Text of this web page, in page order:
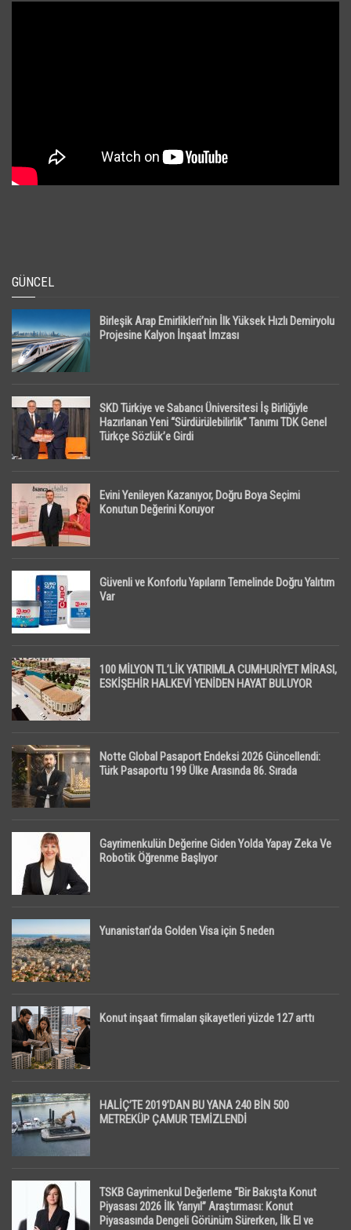
GÜNCEL
Birleşik Arap Emirlikleri’nin İlk Yüksek Hızlı Demiryolu
Projesine Kalyon İnşaat İmzası
SKD Türkiye ve Sabancı Üniversitesi İş Birliğiyle
Hazırlanan Yeni “Sürdürülebilirlik” Tanımı TDK Genel
Türkçe Sözlük’e Girdi
Evini Yenileyen Kazanıyor, Doğru Boya Seçimi
Konutun Değerini Koruyor
Güvenli ve Konforlu Yapıların Temelinde Doğru Yalıtım
Var
100 MİLYON TL’LİK YATIRIMLA CUMHURİYET MİRASI,
ESKİŞEHİR HALKEVİ YENİDEN HAYAT BULUYOR
Notte Global Pasaport Endeksi 2026 Güncellendi:
Türk Pasaportu 199 Ülke Arasında 86. Sırada
Gayrimenkulün Değerine Giden Yolda Yapay Zeka Ve
Robotik Öğrenme Başlıyor
Yunanistan’da Golden Visa için 5 neden
Konut inşaat firmaları şikayetleri yüzde 127 arttı
HALİÇ’TE 2019’DAN BU YANA 240 BİN 500
METREKÜP ÇAMUR TEMİZLENDİ
TSKB Gayrimenkul Değerleme “Bir Bakışta Konut
Piyasası 2026 İlk Yarıyıl” Araştırması: Konut
Piyasasında Dengeli Görünüm Sürerken, İlk El ve